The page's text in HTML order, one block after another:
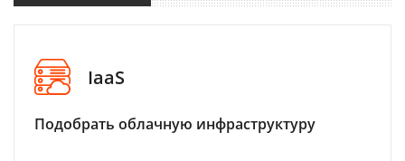
IaaS
Подобрать облачную инфраструктуру